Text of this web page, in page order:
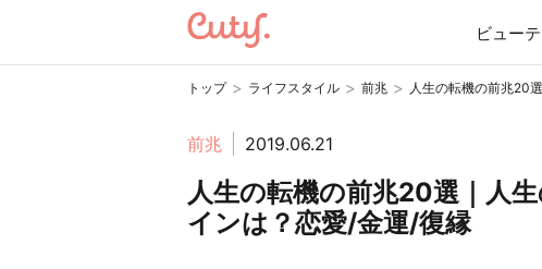
ビュー
トップ > ライフスタイル > 前兆 > 人生の転機の前兆20
前兆 2019.06.21
人生の転機の前兆20選｜人
インは？恋愛/金運/復縁